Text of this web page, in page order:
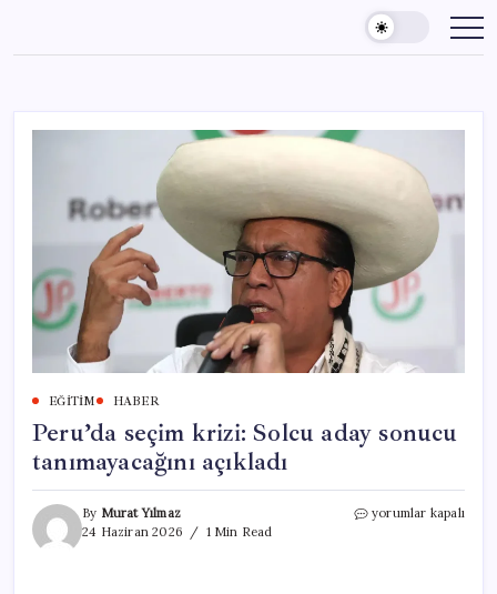
content
EĞITIM HABER
Peru’da seçim krizi: Solcu aday sonucu
tanımayacağını açıkladı
By Murat Yılmaz
24 Haziran 2026
1 Min Read
Peru’da
yorumlar kapalı